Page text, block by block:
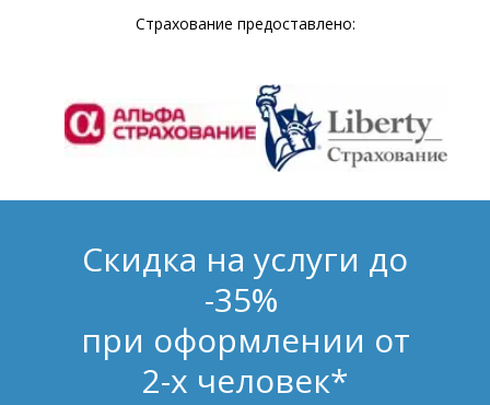
Страхование предоставлено:
Скидка на услуги до
-35%
при оформлении от
2-х человек*